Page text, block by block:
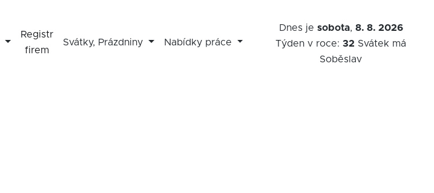
Registr
firem
Svátky, Prázdniny Nabídky práce
Dnes je sobota, 8. 8. 2026
Týden v roce:32 Svátek má
Soběslav